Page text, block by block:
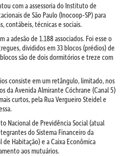
com a assessoria do Instituto de
de São Paulo (Inocoop-SP) para
contábeis, técnicas e sociais.
a adesão de 1.188 associados. Foi esse o
divididos em 33 blocos (prédios) de
são de dois dormitórios e treze com
consiste em um retângulo, limitado, nos
da Avenida Almirante Cóchrane (Canal 5)
curtos, pela Rua Vergueiro Steidel e
Nacional de Previdência Social (atual
do Sistema Financeiro da
de Habitação) e a Caixa Econômica
aos mutuários.